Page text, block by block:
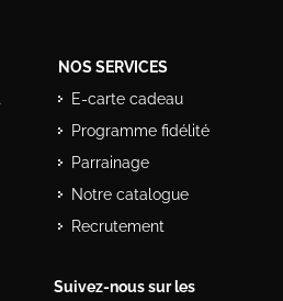
NOS SERVICES
E-carte cadeau
Programme fidélité
Parrainage
Notre catalogue
Recrutement
Suivez-nous sur les